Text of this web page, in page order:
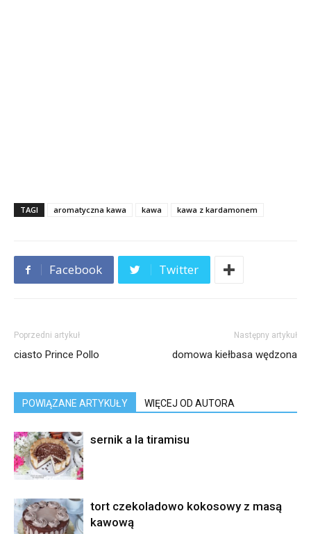
TAGI aromatyczna kawa kawa kawa z kardamonem
Facebook Twitter
Poprzedni artykuł
ciasto Prince Pollo
Następny artykuł
domowa kiełbasa wędzona
POWIĄZANE ARTYKUŁY WIĘCEJ OD AUTORA
sernik a la tiramisu
tort czekoladowo kokosowy z masą
kawową